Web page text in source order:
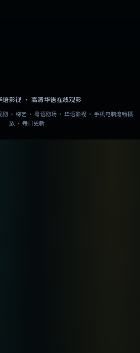
语影视 · 高清华语在线观影
· 综艺 · 粤语剧场 · 华语影视 · 手机电脑流畅播
放 · 每日更新